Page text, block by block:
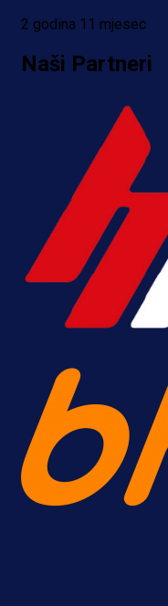
2 godina 11 mjesec
Naši Partneri